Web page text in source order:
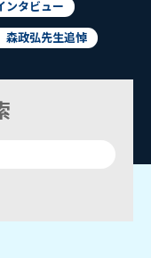
ンタビュー
森政弘先生追悼